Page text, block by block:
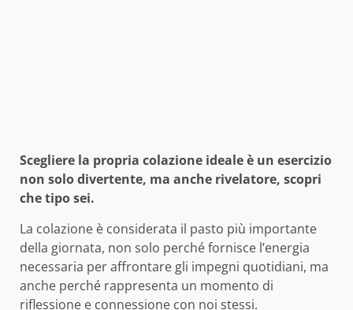
Scegliere la propria colazione ideale è un esercizio
non solo divertente, ma anche rivelatore, scopri
che tipo sei.
La colazione è considerata il pasto più importante
della giornata, non solo perché fornisce l’energia
necessaria per affrontare gli impegni quotidiani, ma
anche perché rappresenta un momento di
riflessione e connessione con noi stessi.